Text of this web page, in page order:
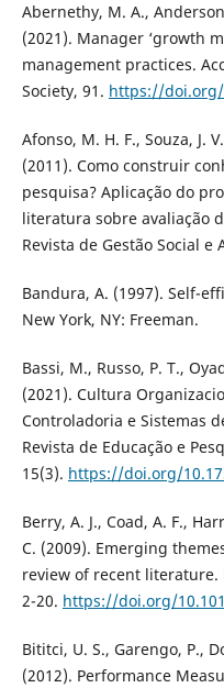
Abernethy, M. A.,
(2021). Manager ‘growth
management practices.
Society, 91. https://doi.org/
Afonso, M. H. F., Souza, J.
(2011). Como construir
pesquisa? Aplicação do
literatura sobre avaliação
Revista de Gestão Social e
Bandura, A. (1997). Self-
New York, NY: Freeman.
Bassi, M., Russo, P. T.,
(2021). Cultura
Controladoria e Sistemas
Revista de Educação e
15(3). https://doi.org/
Berry, A. J., Coad, A. F.,
C. (2009). Emerging
review of recent literature.
2-20. https://doi.org/
Bititci, U. S., Garengo, P.,
(2012). Performance